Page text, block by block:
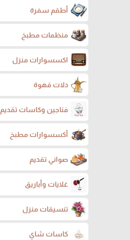
أطقم سفرة
منظمات مطبخ
اكسسوارات منزل
دلات قهوة
فناجين وكاسات تقديم
أكسسوارات مطبخ
صواني تقديم
غلايات وأباريق
تنسيقات منزل
كاسات شاي